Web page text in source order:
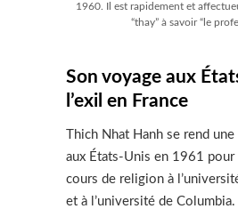
1960. Il est rapidement et
“thay” à savoir “le
Son voyage aux
l’exil en France
Thich Nhat Hanh se rend
aux États-Unis en 1961 pour
cours de religion à
et à l’université de